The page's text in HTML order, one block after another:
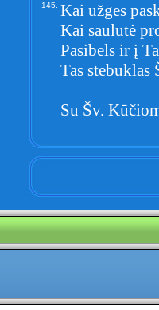
145. Kai užges
Kai saulutė
Pasibels ir į
Tas stebuklas
Su Šv.